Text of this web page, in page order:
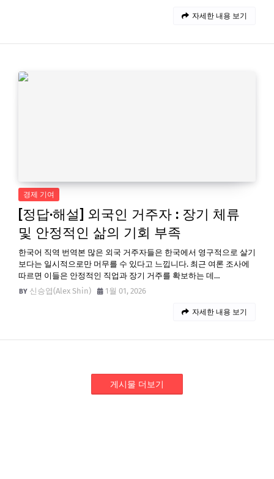
자세한 내용 보기
경제 기여
[정답·해설] 외국인 거주자 : 장기 체류
및 안정적인 삶의 기회 부족
한국어 직역 번역본 많은 외국 거주자들은 한국에서 영구적으로 살기
보다는 일시적으로만 머무를 수 있다고 느낍니다. 최근 여론 조사에
따르면 이들은 안정적인 직업과 장기 거주를 확보하는 데…
신승엽(Alex Shin)
1월 01, 2026
자세한 내용 보기
게시물 더보기